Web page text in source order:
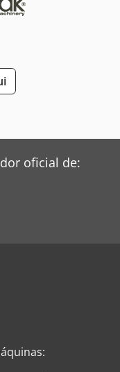
oficial de: